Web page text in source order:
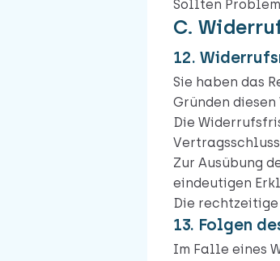
Sollten
C.
12.
Sie haben das
Gründen
Die
Zur Ausübung
eindeutigen
Die
13. Folgen
Im Falle eines